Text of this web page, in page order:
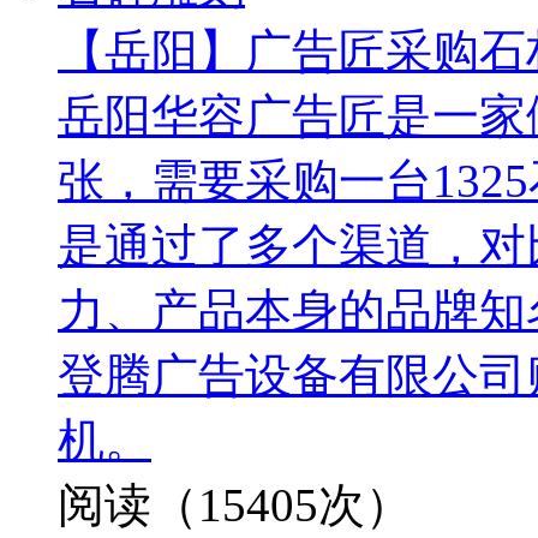
【岳阳】广告匠采购
岳阳华容广告匠是一
张，需要采购一台
是通过了多个渠道，
力、产品本身的品牌
登腾广告设备有限公
机。
阅读（15405次）